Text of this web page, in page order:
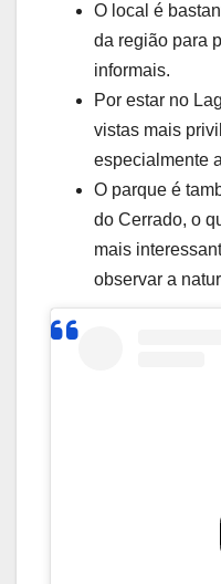
O local é
da região para
informais.
Por estar no
vistas mais
especialmente
O parque é
do Cerrado, o
mais
observar a